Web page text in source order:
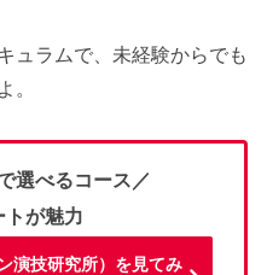
ュラムで、未経験からでも
。
選べるコース／
が魅力
演技研究所）を見てみ